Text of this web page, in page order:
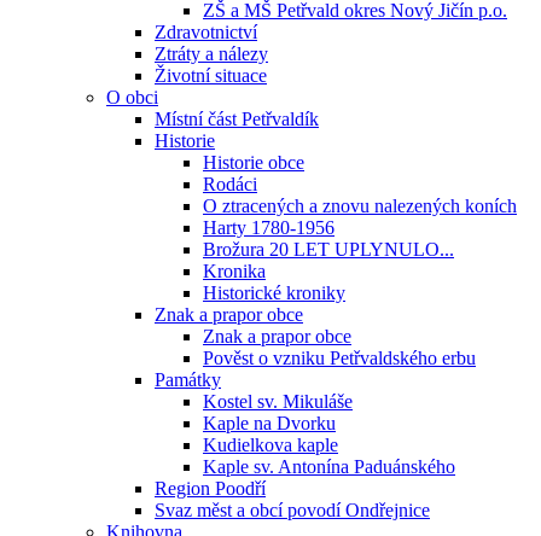
ZŠ a MŠ Petřvald okres Nový Jičín p.o.
Zdravotnictví
Ztráty a nálezy
Životní situace
O obci
Místní část Petřvaldík
Historie
Historie obce
Rodáci
O ztracených a znovu nalezených koních
Harty 1780-1956
Brožura 20 LET UPLYNULO...
Kronika
Historické kroniky
Znak a prapor obce
Znak a prapor obce
Pověst o vzniku Petřvaldského erbu
Památky
Kostel sv. Mikuláše
Kaple na Dvorku
Kudielkova kaple
Kaple sv. Antonína Paduánského
Region Poodří
Svaz měst a obcí povodí Ondřejnice
Knihovna